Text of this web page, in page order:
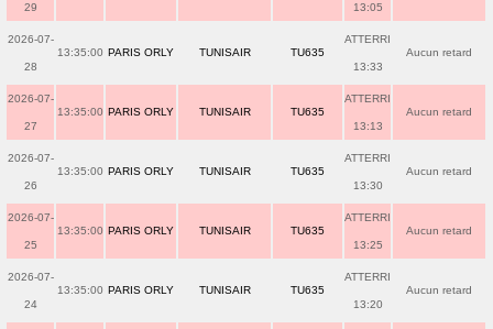
29 13:05
2026-07-
28
13:35:00 PARIS ORLY TUNISAIR TU635
ATTERRI
13:33
Aucun retard
2026-07-
27
13:35:00 PARIS ORLY TUNISAIR TU635
ATTERRI
13:13
Aucun retard
2026-07-
26
13:35:00 PARIS ORLY TUNISAIR TU635
ATTERRI
13:30
Aucun retard
2026-07-
25
13:35:00 PARIS ORLY TUNISAIR TU635
ATTERRI
13:25
Aucun retard
2026-07-
24
13:35:00 PARIS ORLY TUNISAIR TU635
ATTERRI
13:20
Aucun retard